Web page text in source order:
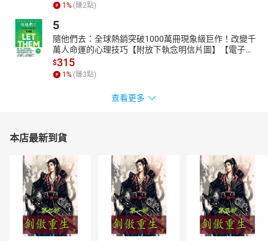
1 % (賺2點)
5
隨他們去：全球熱銷突破1000萬冊現象級巨作！改變千
萬人命運的心理技巧【附放下執念明信片圖】【電子
書】
$315
1 % (賺3點)
查看更多
本店最新到貨